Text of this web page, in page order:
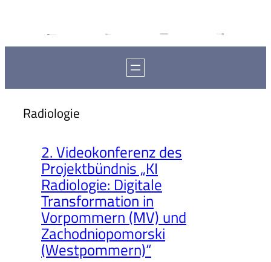
Radiologie
2. Videokonferenz des
Projektbündnis „KI
Radiologie: Digitale
Transformation in
Vorpommern (MV) und
Zachodniopomorski
(Westpommern)“